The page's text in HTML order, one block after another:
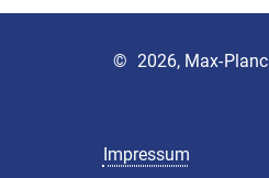
Impressum
© 2026, Max-